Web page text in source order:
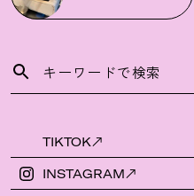
TIKTOK
INSTAGRAM